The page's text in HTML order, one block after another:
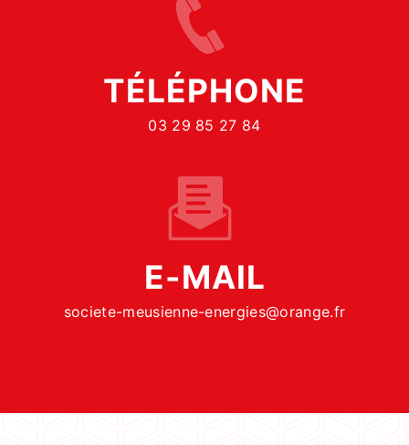
TÉLÉPHONE
03 29 85 27 84
E-MAIL
societe-meusienne-energies@orange.fr